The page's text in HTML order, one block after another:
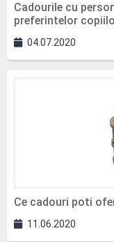
Cadourile cu
preferintelor
04.07.2020
Ce cadouri poti
11.06.2020